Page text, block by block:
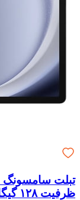
ظرفیت ۱۲۸ گیگابایت و رم ۸ گیگابایت مدل 5G